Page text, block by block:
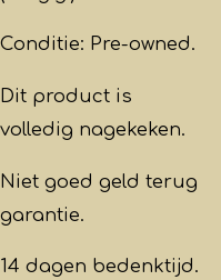
Conditie: Pre-owned.
Dit product is
volledig nagekeken.
Niet goed geld terug
garantie.
14 dagen bedenktijd.